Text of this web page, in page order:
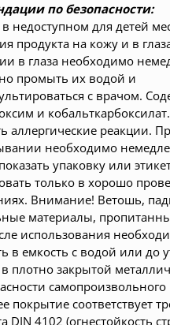
по безопасности:
недоступном для детей
продукта на кожу и в
в глаза необходимо
промыть их водой и
с врачом.
и
аллергические реакции.
необходимо
упаковку или
только в хорошо
Внимание! Ветошь,
материалы,
использования
в емкость с водой или до
плотно закрытой
самопроизвольного
покрытие соответствует
DIN 4102 (огнестойкость